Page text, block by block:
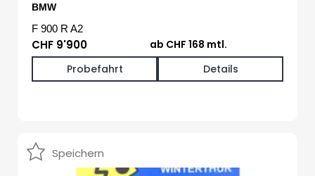
BMW
F 900 R A2
CHF 9'900
ab CHF 168 mtl.
Probefahrt
Details
Speichern